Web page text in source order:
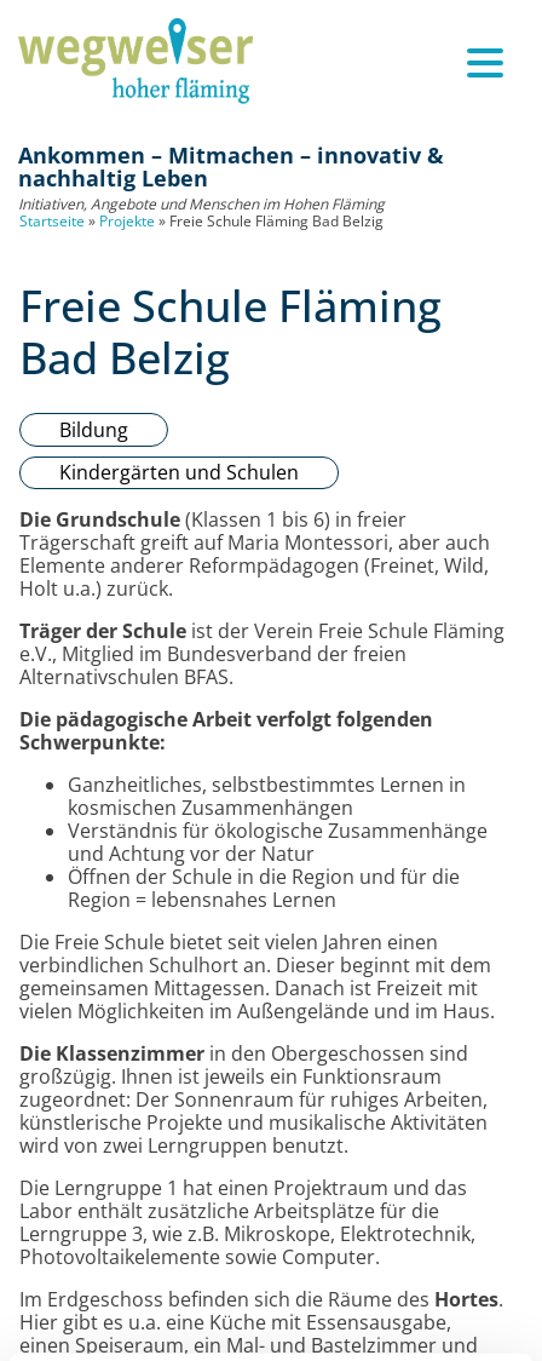
Ankommen – Mitmachen – innovativ &
nachhaltig Leben
Initiativen, Angebote und Menschen im Hohen Fläming
Startseite » Projekte » Freie Schule Fläming Bad Belzig
Freie Schule Fläming
Bad Belzig
Bildung
Kindergärten und Schulen
Die Grundschule(Klassen 1 bis 6) in freier
Trägerschaft greift auf Maria Montessori, aber auch
Elemente anderer Reformpädagogen (Freinet, Wild,
Holt u.a.) zurück.
Träger der Schule ist der Verein Freie Schule Fläming
e.V., Mitglied im Bundesverband der freien
Alternativschulen BFAS.
Die pädagogische Arbeit verfolgt folgenden
Schwerpunkte:
Ganzheitliches, selbstbestimmtes Lernen in
kosmischen Zusammenhängen
Verständnis für ökologische Zusammenhänge
und Achtung vor der Natur
Öffnen der Schule in die Region und für die
Region = lebensnahes Lernen
Die Freie Schule bietet seit vielen Jahren einen
verbindlichen Schulhort an. Dieser beginnt mit dem
gemeinsamen Mittagessen. Danach ist Freizeit mit
vielen Möglichkeiten im Außengelände und im Haus.
Die Klassenzimmer in den Obergeschossen sind
großzügig. Ihnen ist jeweils ein Funktionsraum
zugeordnet: Der Sonnenraum für ruhiges Arbeiten,
künstlerische Projekte und musikalische Aktivitäten
wird von zwei Lerngruppen benutzt.
Die Lerngruppe 1 hat einen Projektraum und das
Labor enthält zusätzliche Arbeitsplätze für die
Lerngruppe 3, wie z.B. Mikroskope, Elektrotechnik,
Photovoltaikelemente sowie Computer.
Im Erdgeschoss befinden sich die Räume des Hortes.
Hier gibt es u.a. eine Küche mit Essensausgabe,
einen Speiseraum, ein Mal- und Bastelzimmer und